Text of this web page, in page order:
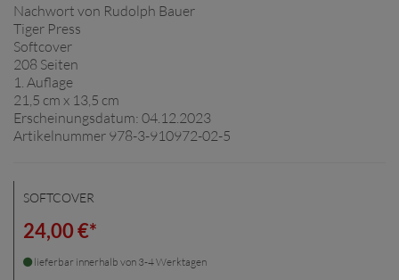
Nachwort von Rudolph Bauer
Tiger Press
Softcover
208 Seiten
1. Auflage
21,5 cm x 13,5 cm
Erscheinungsdatum: 04.12.2023
Artikelnummer 978-3-910972-02-5
SOFTCOVER
24,00 €*
lieferbar innerhalb von 3-4 Werktagen